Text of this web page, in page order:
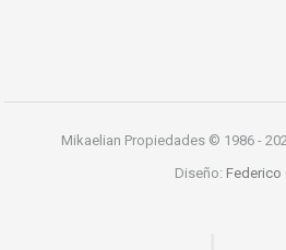
Mikaelian Propiedades © 1986 -
Diseño: Federico